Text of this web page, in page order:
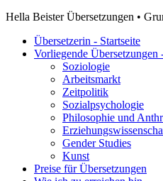
Hella Beister Übersetzungen •
Übersetzerin - Startseite
Vorliegende Übersetzungen
Soziologie
Arbeitsmarkt
Zeitpolitik
Sozialpsychologie
Philosophie und
Gender Studies
Kunst
Preise für Übersetzungen